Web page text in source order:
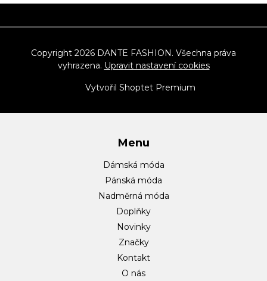
á
í
Vytvořil Shoptet Premium
Copyright 2026 DANTE FASHION. Všechna práva
vyhrazena. Upravit nastavení cookies
Menu
Dámská móda
Pánská móda
Nadměrná móda
Doplňky
Novinky
Značky
Kontakt
O nás